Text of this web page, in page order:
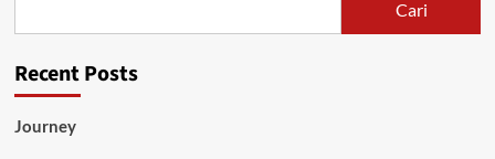
9
Cari
Recent Posts
Journey